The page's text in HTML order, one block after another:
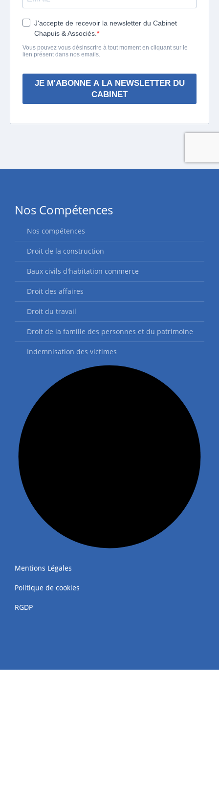
Nos Compétences
Nos compétences
Droit de la construction
Baux civils d'habitation commerce
Droit des affaires
Droit du travail
Droit de la famille des personnes et du patrimoine
Indemnisation des victimes
Mentions Légales
Politique de cookies
RGDP